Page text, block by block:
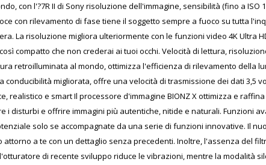
con l'?7R II di Sony risoluzione dell'immagine, sensibilità (fino a
con rilevamento di fase tiene il soggetto sempre a fuoco su tutta
La risoluzione migliora ulteriormente con le funzioni video 4K Ultra
compatto che non crederai ai tuoi occhi. Velocità di lettura,
retroilluminata al mondo, ottimizza l'efficienza di rilevamento della
conducibilità migliorata, offre una velocità di trasmissione dei dati
realistico e smart Il processore d'immagine BIONZ X ottimizza e
i disturbi e offrire immagini più autentiche, nitide e naturali. Funzioni
solo se accompagnate da una serie di funzioni innovative. Il
attorno a te con un dettaglio senza precedenti. Inoltre, l'assenza del
di recente sviluppo riduce le vibrazioni, mentre la modalità